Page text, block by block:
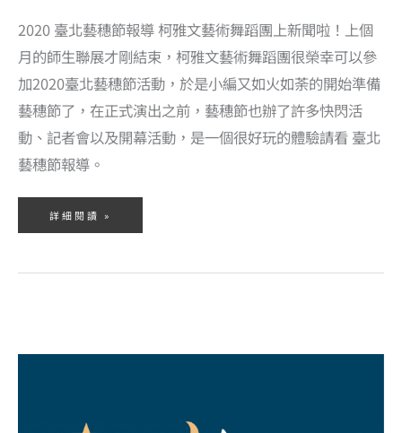
2020 臺北藝穗節報導 柯雅文藝術舞蹈團上新聞啦！上個
月的師生聯展才剛結束，柯雅文藝術舞蹈團很榮幸可以參
加2020臺北藝穗節活動，於是小編又如火如荼的開始準備
藝穗節了，在正式演出之前，藝穗節也辦了許多快閃活
動、記者會以及開幕活動，是一個很好玩的體驗請看 臺北
藝穗節報導。
詳細閱讀 »